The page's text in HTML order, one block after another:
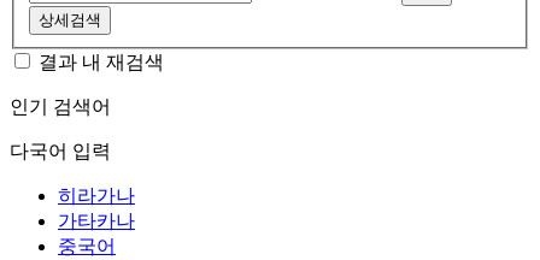
상세검색
결과 내 재검색
인기 검색어
다국어 입력
히라가나
가타카나
중국어